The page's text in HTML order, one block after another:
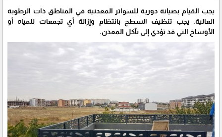
يجب القيام بصيانة دورية للسواتر المعدنية في المناطق ذات الرطوبة
العالية. يجب تنظيف السطح بانتظام وإزالة أي تجمعات للمياه أو
الأوساخ التي قد تؤدي إلى تآكل المعدن.